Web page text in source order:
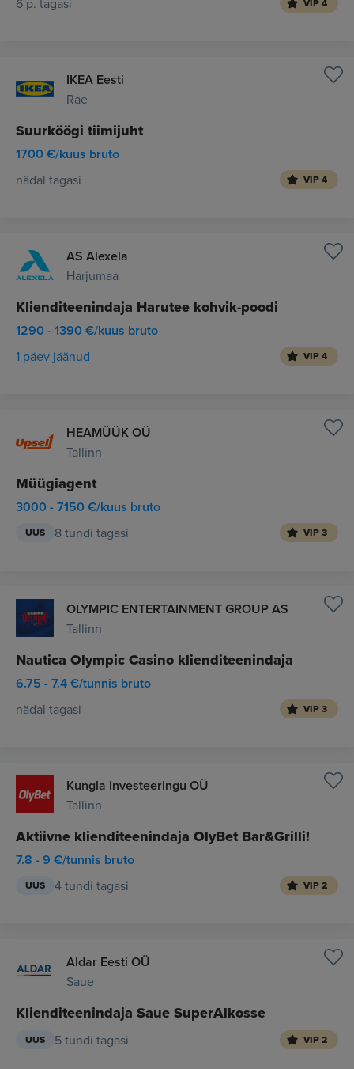
VIP 4
IKEA Eesti
Rae
Suurköögi tiimijuht
1700 €/kuus bruto
nädal tagasi VIP 4
AS Alexela
Harjumaa
Klienditeenindaja Harutee kohvik-poodi
1290 - 1390 €/kuus bruto
1 päev jäänud VIP 4
HEAMÜÜK OÜ
Tallinn
Müügiagent
3000 - 7150 €/kuus bruto
UUS 8 tundi tagasi VIP 3
OLYMPIC ENTERTAINMENT GROUP AS
Tallinn
Nautica Olympic Casino klienditeenindaja
6.75 - 7.4 €/tunnis bruto
nädal tagasi VIP 3
Kungla Investeeringu OÜ
Tallinn
Aktiivne klienditeenindaja OlyBet Bar&Grilli!
7.8 - 9 €/tunnis bruto
UUS 4 tundi tagasi VIP 2
Aldar Eesti OÜ
Saue
Klienditeenindaja Saue SuperAlkosse
UUS 5 tundi tagasi VIP 2